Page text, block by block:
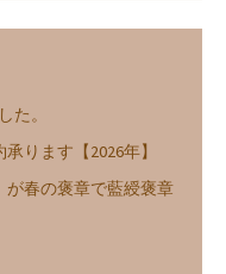
た。
ります【2026年】
春の褒章で藍綬褒章